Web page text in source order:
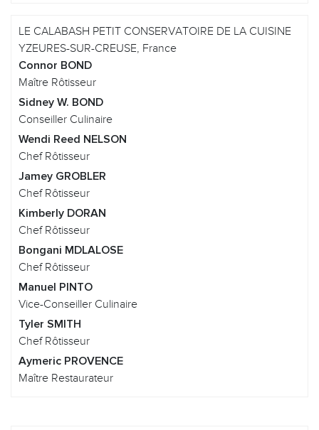
LE CALABASH PETIT CONSERVATOIRE DE LA CUISINE
YZEURES-SUR-CREUSE, France
Connor BOND
Maître Rôtisseur
Sidney W. BOND
Conseiller Culinaire
Wendi Reed NELSON
Chef Rôtisseur
Jamey GROBLER
Chef Rôtisseur
Kimberly DORAN
Chef Rôtisseur
Bongani MDLALOSE
Chef Rôtisseur
Manuel PINTO
Vice-Conseiller Culinaire
Tyler SMITH
Chef Rôtisseur
Aymeric PROVENCE
Maître Restaurateur